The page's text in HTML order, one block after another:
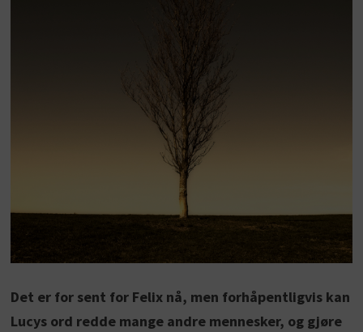
Det er for sent for Felix nå, men forhåpentligvis kan
Lucys ord redde mange andre mennesker, og gjøre